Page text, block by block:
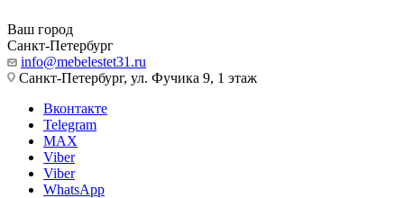
Ваш город
Санкт-Петербург
info@mebelestet31.ru
Санкт-Петербург, ул. Фучика 9, 1 этаж
Вконтакте
Telegram
MAX
Viber
Viber
WhatsApp